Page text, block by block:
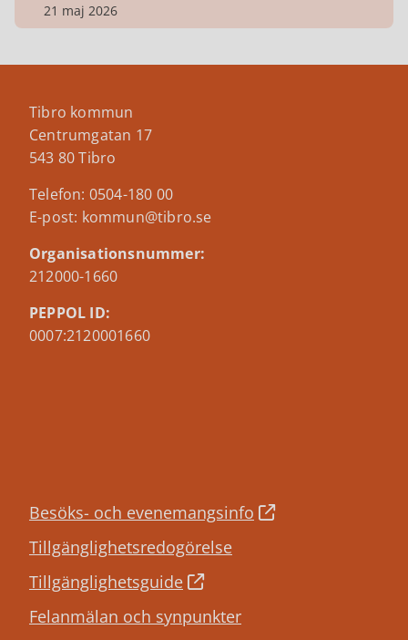
21 maj 2026
Tibro kommun
Centrumgatan 17
543 80 Tibro
Telefon: 0504-180 00
E-post: kommun@tibro.se
Organisationsnummer:
212000-1660
PEPPOL ID:
0007:2120001660
Besöks- och evenemangsinfo
Tillgänglighetsredogörelse
Tillgänglighetsguide
Felanmälan och synpunkter